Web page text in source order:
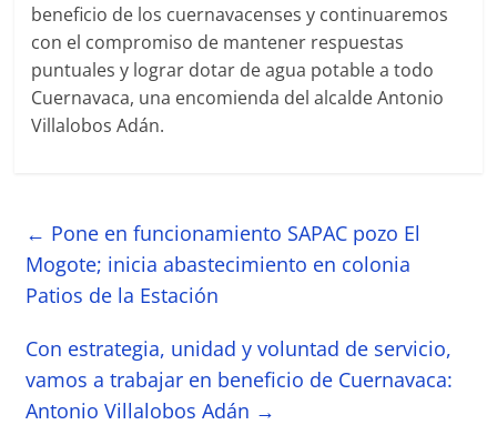
beneficio de los cuernavacenses y continuaremos
con el compromiso de mantener respuestas
puntuales y lograr dotar de agua potable a todo
Cuernavaca, una encomienda del alcalde Antonio
Villalobos Adán.
← Pone en funcionamiento SAPAC pozo El
Mogote; inicia abastecimiento en colonia
Patios de la Estación
Con estrategia, unidad y voluntad de servicio,
vamos a trabajar en beneficio de Cuernavaca:
Antonio Villalobos Adán →